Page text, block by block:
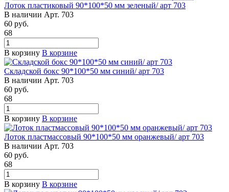
Лоток пластиковый 90*100*50 мм зеленый/ арт 703
В наличии Арт. 703
60 руб.
68
В корзину В корзине
Складской бокс 90*100*50 мм синий/ арт 703
В наличии Арт. 703
60 руб.
68
В корзину В корзине
Лоток пластмассовый 90*100*50 мм оранжевый/ арт 703
В наличии Арт. 703
60 руб.
68
В корзину В корзине